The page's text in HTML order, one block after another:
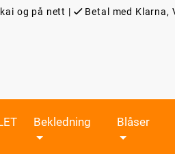
og på nett | Betal med Klarna,
Bekledning Blåser